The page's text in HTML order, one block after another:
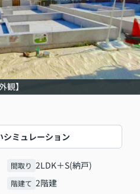
観】
シミュレーション
間取り 2LDK＋S(納戸)
階建て 2階建